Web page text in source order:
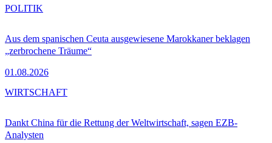
Aus dem spanischen Ceuta ausgewiesene Marokkaner beklagen
„zerbrochene Träume“
01.08.2026
POLITIK
Dankt China für die Rettung der Weltwirtschaft, sagen EZB-
Analysten
WIRTSCHAFT